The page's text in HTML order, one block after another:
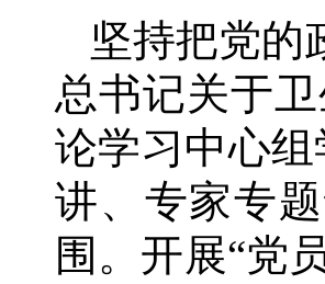
坚持把党的
总书记关于
论学习中心
讲、专家专
围。开展“党